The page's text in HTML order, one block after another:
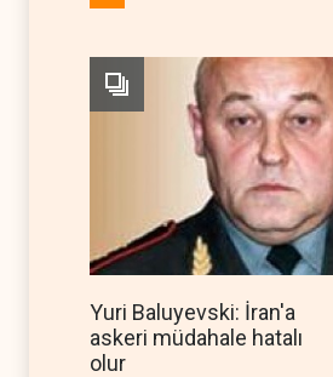
Yuri Baluyevski: İran'a
askeri müdahale hatalı
olur